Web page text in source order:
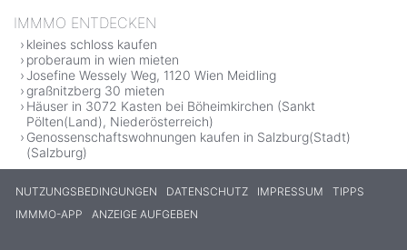
IMMMO ENTDECKEN
kleines schloss kaufen
proberaum in wien mieten
Josefine Wessely Weg, 1120 Wien Meidling
graßnitzberg 30 mieten
Häuser in 3072 Kasten bei Böheimkirchen (Sankt
Pölten(Land), Niederösterreich)
Genossenschaftswohnungen kaufen in Salzburg(Stadt)
(Salzburg)
NUTZUNGSBEDINGUNGEN DATENSCHUTZ IMPRESSUM
TIPPS
IMMMO-APP
ANZEIGE AUFGEBEN